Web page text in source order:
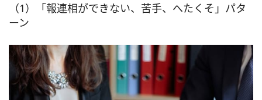
（1）「報連相ができない、苦手、へたくそ」パタ
ーン